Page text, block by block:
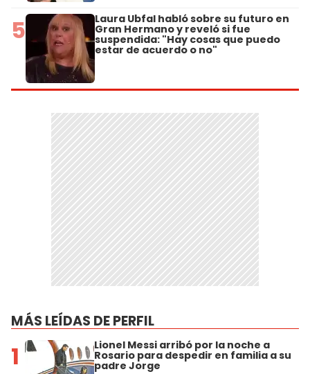
5 Laura Ubfal habló sobre su futuro en
Gran Hermano y reveló si fue
suspendida: "Hay cosas que puedo
estar de acuerdo o no"
MÁS LEÍDAS DE PERFIL
1 Lionel Messi arribó por la noche a
Rosario para despedir en familia a su
padre Jorge